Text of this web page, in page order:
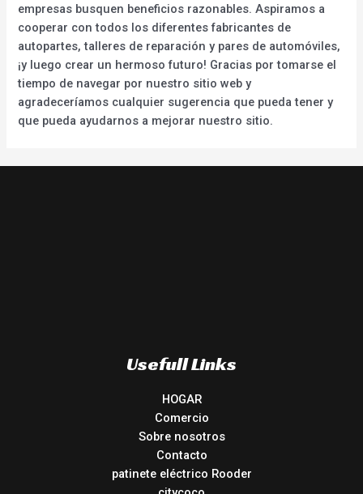
empresas busquen beneficios razonables. Aspiramos a
cooperar con todos los diferentes fabricantes de
autopartes, talleres de reparación y pares de automóviles,
¡y luego crear un hermoso futuro! Gracias por tomarse el
tiempo de navegar por nuestro sitio web y
agradeceríamos cualquier sugerencia que pueda tener y
que pueda ayudarnos a mejorar nuestro sitio.
Usefull Links
HOGAR
Comercio
Sobre nosotros
Contacto
patinete eléctrico Rooder